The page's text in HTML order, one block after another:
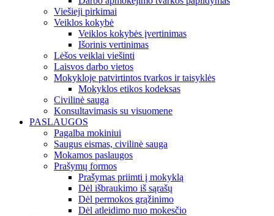
Viešieji pirkimai
Veiklos kokybė
Veiklos kokybės įvertinimas
Išorinis vertinimas
Lėšos veiklai viešinti
Laisvos darbo vietos
Mokykloje patvirtintos tvarkos ir taisyklės
Mokyklos etikos kodeksas
Civilinė sauga
Konsultavimasis su visuomene
PASLAUGOS
Pagalba mokiniui
Saugus eismas, civilinė sauga
Mokamos paslaugos
Prašymų formos
Prašymas priimti į mokyklą
Dėl išbraukimo iš sąrašų
Dėl permokos grąžinimo
Dėl atleidimo nuo mokesčio